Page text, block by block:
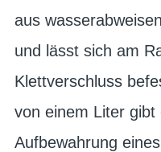
aus
und lässt sich am
Klettverschluss
von einem Liter
Aufbewahrung